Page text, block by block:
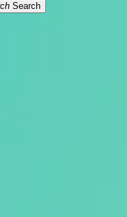
Search